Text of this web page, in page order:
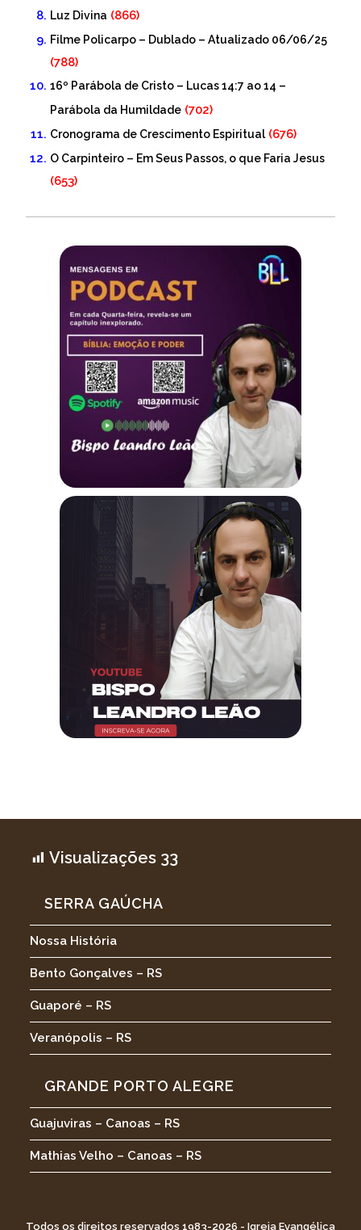
Luz Divina (866)
Filme Policarpo – Dublado – Atualizado 06/06/25
(788)
16º Parábola de Cristo – Lucas 14:7 ao 14 –
Parábola da Humildade (702)
Cronograma de Crescimento Espiritual (676)
O Carpinteiro – Em Seus Passos, o que Faria Jesus
(653)
Visualizações 33
SERRA GAÚCHA
Nossa História
Bento Gonçalves – RS
Guaporé – RS
Veranópolis – RS
GRANDE PORTO ALEGRE
Guajuviras – Canoas – RS
Mathias Velho – Canoas – RS
Todos os direitos reservados 1983-2026 - Igreja Evangélica